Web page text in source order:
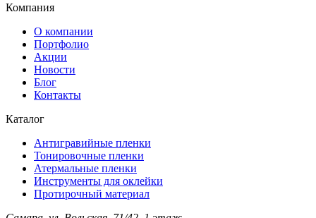
Компания
О компании
Портфолио
Акции
Новости
Блог
Контакты
Каталог
Антигравийные пленки
Тонировочные пленки
Атермальные пленки
Инструменты для оклейки
Протирочный материал